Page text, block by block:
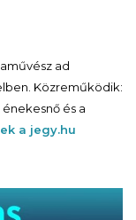
ad
Közreműködik:
énekesnő és a
a jegy.hu